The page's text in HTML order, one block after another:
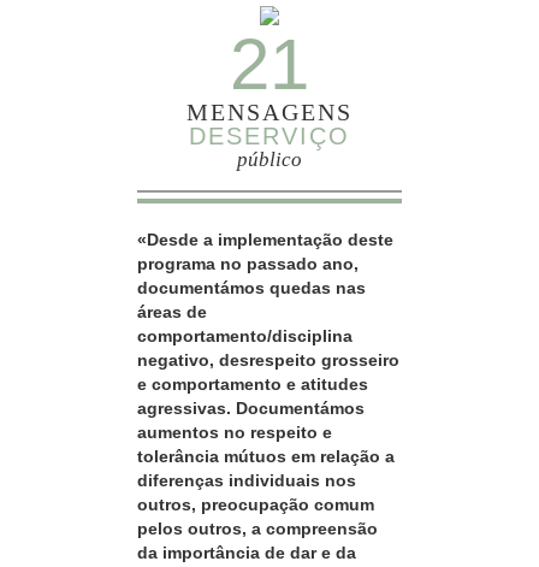
21
MENSAGENS
DESERVIÇO
público
«Desde a implementação deste
programa no passado ano,
documentámos quedas nas
áreas de
comportamento/disciplina
negativo, desrespeito grosseiro
e comportamento e atitudes
agressivas. Documentámos
aumentos no respeito e
tolerância mútuos em relação a
diferenças individuais nos
outros, preocupação comum
pelos outros, a compreensão
da importância de dar e da